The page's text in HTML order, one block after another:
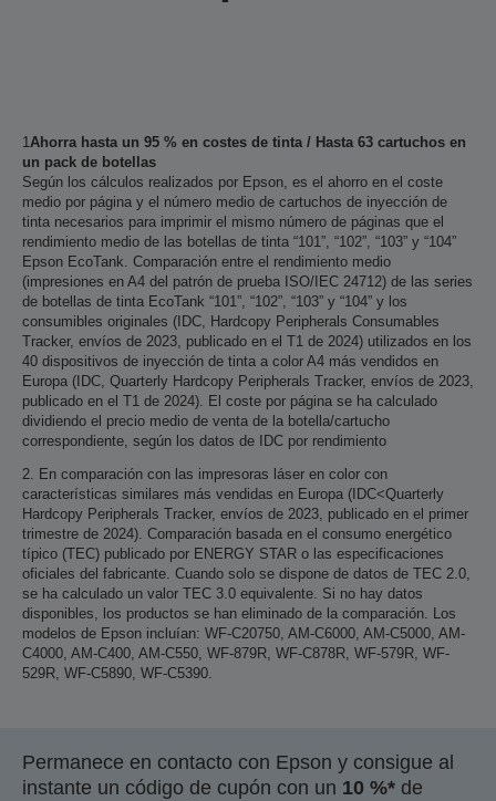
1Ahorra hasta un 95 % en costes de tinta / Hasta 63 cartuchos en
un pack de botellas
Según los cálculos realizados por Epson, es el ahorro en el coste
medio por página y el número medio de cartuchos de inyección de
tinta necesarios para imprimir el mismo número de páginas que el
rendimiento medio de las botellas de tinta “101”, “102”, “103” y “104”
Epson EcoTank. Comparación entre el rendimiento medio
(impresiones en A4 del patrón de prueba ISO/IEC 24712) de las series
de botellas de tinta EcoTank “101”, “102”, “103” y “104” y los
consumibles originales (IDC, Hardcopy Peripherals Consumables
Tracker, envíos de 2023, publicado en el T1 de 2024) utilizados en los
40 dispositivos de inyección de tinta a color A4 más vendidos en
Europa (IDC, Quarterly Hardcopy Peripherals Tracker, envíos de 2023,
publicado en el T1 de 2024). El coste por página se ha calculado
dividiendo el precio medio de venta de la botella/cartucho
correspondiente, según los datos de IDC por rendimiento
2. En comparación con las impresoras láser en color con
características similares más vendidas en Europa (IDC<Quarterly
Hardcopy Peripherals Tracker, envíos de 2023, publicado en el primer
trimestre de 2024). Comparación basada en el consumo energético
típico (TEC) publicado por ENERGY STAR o las especificaciones
oficiales del fabricante. Cuando solo se dispone de datos de TEC 2.0,
se ha calculado un valor TEC 3.0 equivalente. Si no hay datos
disponibles, los productos se han eliminado de la comparación. Los
modelos de Epson incluían: WF-C20750, AM-C6000, AM-C5000, AM-
C4000, AM-C400, AM-C550, WF-879R, WF-C878R, WF-579R, WF-
529R, WF-C5890, WF-C5390.
Permanece en contacto con Epson y consigue al
instante un código de cupón con un 10 %* de